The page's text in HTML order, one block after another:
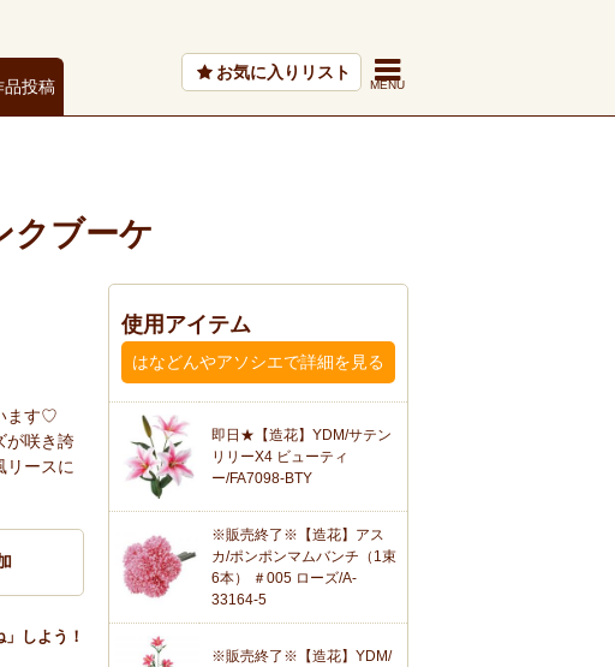
品投稿
お気に入りリスト
クブーケ
ます♡
が咲き誇
リースに
しよう！
使用アイテム
はなどんやアソシエで詳細を見る
即日★【造花】YDM/サテン
リリーX4 ビューティ
ー/FA7098-BTY
※販売終了※【造花】アス
カ/ポンポンマムバンチ（1束
6本） ＃005 ローズ/A-
33164-5
※販売終了※【造花】YDM/